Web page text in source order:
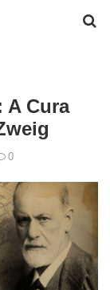
A Cura
0